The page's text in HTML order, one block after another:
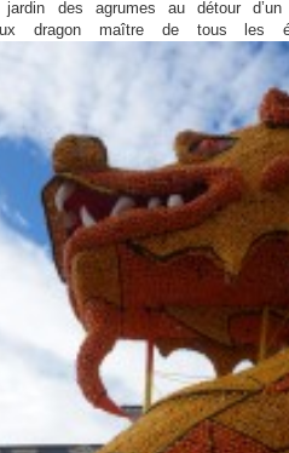
des agrumes au détour
dragon maître de tous les